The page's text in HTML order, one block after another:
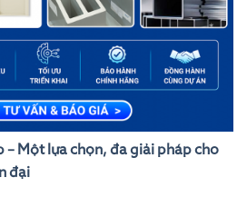
– Một lựa chọn, đa giải pháp cho
đại